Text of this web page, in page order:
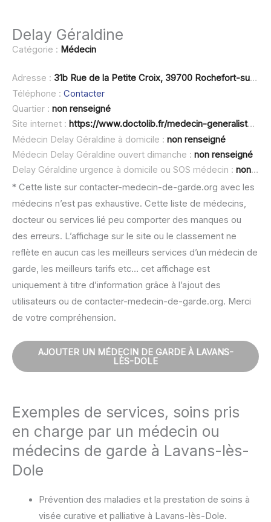
Delay Géraldine
Catégorie : Médecin
Adresse : 31b Rue de la Petite Croix, 39700 Rochefort-sur-Nenon
Téléphone : Contacter
Quartier : non renseigné
Site internet : https://www.doctolib.fr/medecin-generaliste/rochefort-sur-nenon/geraldine-delay-barrelier
Médecin Delay Géraldine à domicile : non renseigné
Médecin Delay Géraldine ouvert dimanche : non renseigné
Delay Géraldine urgence à domicile ou SOS médecin : non renseigné
* Cette liste sur contacter-medecin-de-garde.org avec les
médecins n’est pas exhaustive. Cette liste de médecins,
docteur ou services lié peu comporter des manques ou
des erreurs. L’affichage sur le site ou le classement ne
reflète en aucun cas les meilleurs services d’un médecin de
garde, les meilleurs tarifs etc… cet affichage est
uniquement à titre d’information grâce à l’ajout des
utilisateurs ou de contacter-medecin-de-garde.org. Merci
de votre compréhension.
AJOUTER UN MÉDECIN DE GARDE À LAVANS-
LÈS-DOLE
Exemples de services, soins pris
en charge par un médecin ou
médecins de garde à Lavans-lès-
Dole
Prévention des maladies et la prestation de soins à
visée curative et palliative à Lavans-lès-Dole.